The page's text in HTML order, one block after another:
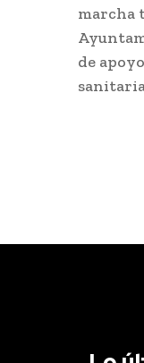
marcha
de